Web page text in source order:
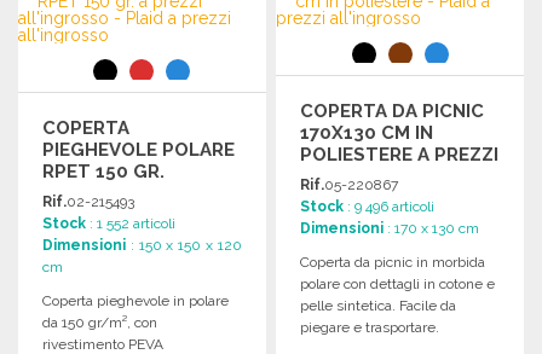
Richiedi un preventivo Richiedi un preventivo
COPERTA
PIEGHEVOLE POLARE
RPET 150 GR.
Rif.02-215493
Stock : 1 552 articoli
Dimensioni : 150 x 150 x 120
cm
Coperta pieghevole in polare
da 150 gr/m², con
rivestimento PEVA
COPERTA DA PICNIC
170X130 CM IN
POLIESTERE A PREZZI
ALL'INGROSSO
Rif.05-220867
Stock : 9 496 articoli
Dimensioni : 170 x 130 cm
Coperta da picnic in morbida
polare con dettagli in cotone e
pelle sintetica. Facile da
piegare e trasportare.